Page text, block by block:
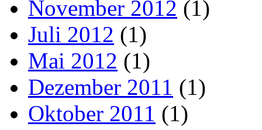
November 2012 (1)
Juli 2012 (1)
Mai 2012 (1)
Dezember 2011 (1)
Oktober 2011 (1)